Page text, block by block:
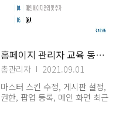
홈페이지 관리자 교육 동영상 자료(5) 질문답변
총관리자
2021.09.01
마스터 스킨 수정, 게시판 설정,
권한, 팝업 등록, 메인 화면 최근